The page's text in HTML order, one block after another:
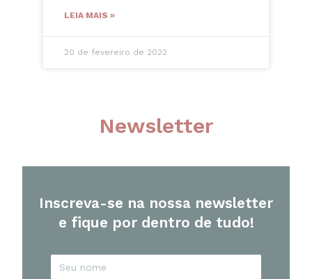
LEIA MAIS »
20 de fevereiro de 2022
Newsletter
Inscreva-se na nossa newsletter
e fique por dentro de tudo!